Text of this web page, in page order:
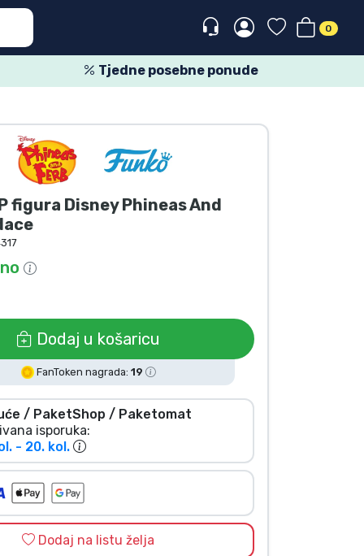
0
Tjedne posebne ponude
figura Disney Phineas And
Dodaj u košaricu
FanToken nagrada: 19
/ PaketShop / Paketomat
isporuka:
- 20. kol.
Dodaj na listu želja